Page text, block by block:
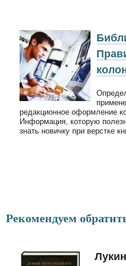
редакционное оформление
Информация, которую
знать новичку при верстке
Рекомендуем